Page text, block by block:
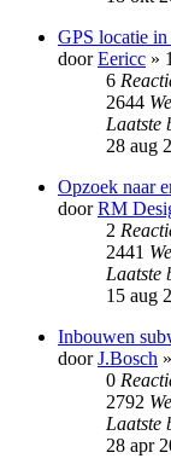
GPS locatie
doorEericc »
6
2644
Laatste
28 aug
Opzoek naar
doorRM
2
2441
Laatste
15 aug
Inbouwen
doorJ.Bosch
0
2792
Laatste
28 apr